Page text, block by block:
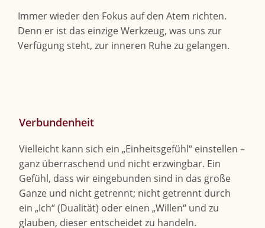
Immer wieder den Fokus auf den Atem richten.
Denn er ist das einzige Werkzeug, was uns zur
Verfügung steht, zur inneren Ruhe zu gelangen.
Verbundenheit
Vielleicht kann sich ein „Einheitsgefühl“ einstellen –
ganz überraschend und nicht erzwingbar. Ein
Gefühl, dass wir eingebunden sind in das große
Ganze und nicht getrennt; nicht getrennt durch
ein „Ich“ (Dualität) oder einen „Willen“ und zu
glauben, dieser entscheidet zu handeln.